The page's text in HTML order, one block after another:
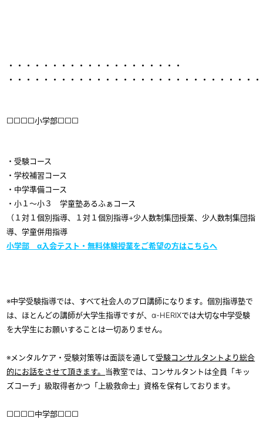
・・・・・・・・・・・・・・・・・・・・
・・・・・・・・・・・・・・・・・・・・・・・・・・・・
□□□□小学部□□□
・受験コース
・学校補習コース
・中学準備コース
・小１～小３ 学童塾あるふぁコース
（１対１個別指導、１対１個別指導+少人数制集団授業、少人数制集団指
導、学童併用指導
小学部 α入会テスト・無料体験授業をご希望の方はこちらへ
※中学受験指導では、すべて社会人のプロ講師になります。個別指導塾で
は、ほとんどの講師が大学生指導ですが、α-HERIXでは大切な中学受験
を大学生にお願いすることは一切ありません。
※メンタルケア・受験対策等は面談を通して受験コンサルタントより総合
的にお話をさせて頂きます。 当教室では、コンサルタントは全員「キッ
ズコーチ」級取得者かつ「 上級救命士」資格を保有しております。
□□□□中学部□□□